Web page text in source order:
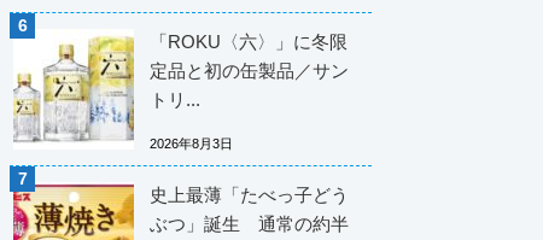
「ROKU〈六〉」に冬限
定品と初の缶製品／サン
トリ...
2026年8月3日
史上最薄「たべっ子どう
ぶつ」誕生 通常の約半